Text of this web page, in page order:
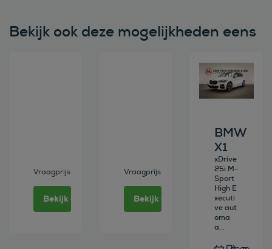
Bekijk ook deze mogelijkheden eens
Vraagprijs
Bekijk deze auto
Vraagprijs
Bekijk deze auto
Bekijk deze
BMW
X1
xDrive
25i M-
Sport
High E
xecuti
ve aut
oma
a...